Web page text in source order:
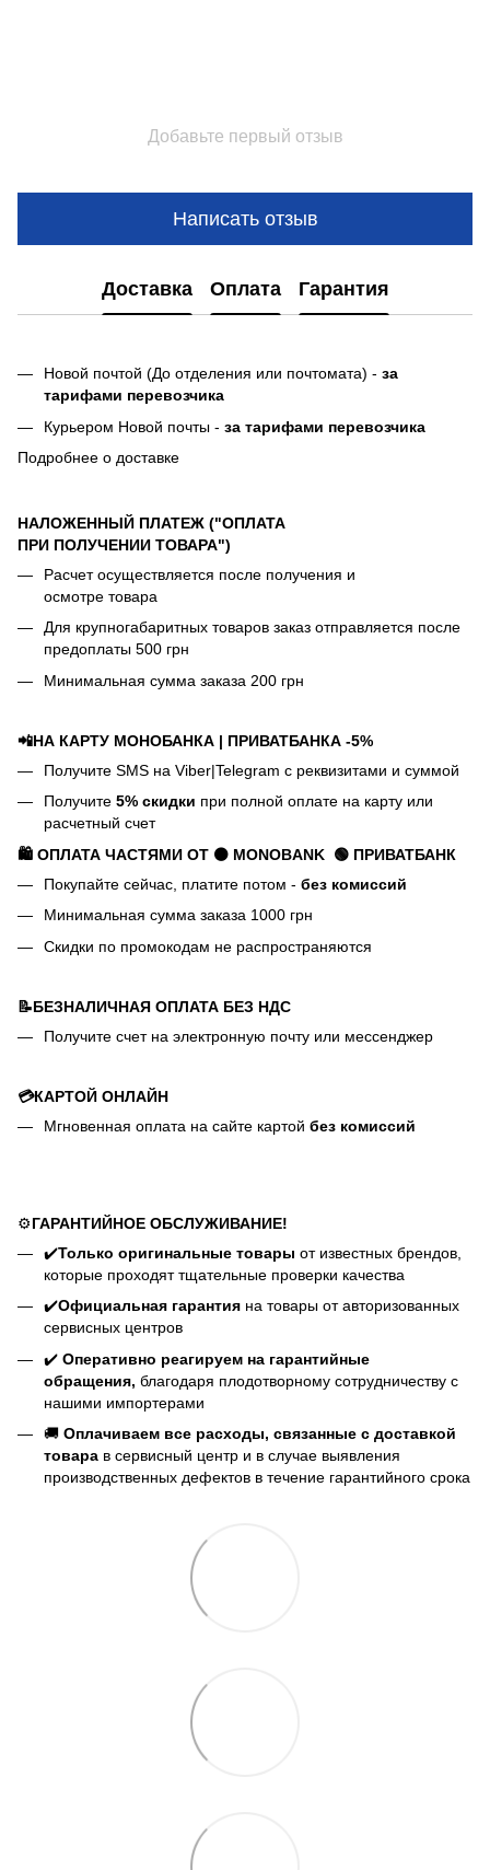
Добавьте первый отзыв
Написать отзыв
Доставка Оплата Гарантия
Новой почтой (До отделения или почтомата) - за
тарифами перевозчика
Курьером Новой почты - за тарифами перевозчика
Подробнее о доставке
НАЛОЖЕННЫЙ ПЛАТЕЖ ("ОПЛАТА
ПРИ ПОЛУЧЕНИИ ТОВАРА")
Расчет осуществляется после получения и
осмотре товара
Для крупногабаритных товаров заказ отправляется после
предоплаты 500 грн
Минимальная сумма заказа 200 грн
📲НА КАРТУ МОНОБАНКА | ПРИВАТБАНКА -5%
Получите SMS на Viber|Telegram с реквизитами и суммой
Получите 5% скидки при полной оплате на карту или
расчетный счет
🛍️ ОПЛАТА ЧАСТЯМИ ОТ ⚫ MONOBANK 🟢 ПРИВАТБАНК
Покупайте сейчас, платите потом - без комиссий
Минимальная сумма заказа 1000 грн
Скидки по промокодам не распространяются
📝БЕЗНАЛИЧНАЯ ОПЛАТА БЕЗ НДС
Получите счет на электронную почту или мессенджер
💳КАРТОЙ ОНЛАЙН
Мгновенная оплата на сайте картой без комиссий
⚙️ГАРАНТИЙНОЕ ОБСЛУЖИВАНИЕ!
✔️Только оригинальные товары от известных брендов,
которые проходят тщательные проверки качества
✔️Официальная гарантия на товары от авторизованных
сервисных центров
✔️ Оперативно реагируем на гарантийные
обращения, благодаря плодотворному сотрудничеству с
нашими импортерами
🚚 Оплачиваем все расходы, связанные с доставкой
товара в сервисный центр и в случае выявления
производственных дефектов в течение гарантийного срока